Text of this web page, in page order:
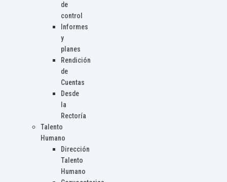
de
control
Informes
y
planes
Rendición
de
Cuentas
Desde
la
Rectoría
Talento
Humano
Dirección
Talento
Humano